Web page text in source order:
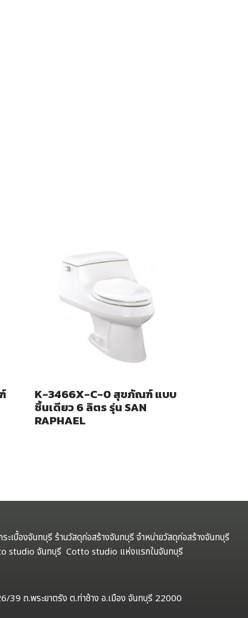
K-3466X-C-0 สุขภัณฑ์ แบบ
ชิ้นเดียว 6 ลิตร รุ่น SAN
RAPHAEL
ะเบื้องจันทบุรี ร้านวัสดุก่อสร้างจันทบุรี จำหน่ายวัสดุก่อสร้างจันทบุรี
studio จันทบุรี Cotto studio แห่งแรกในจันทบุรี
39 ถ.พระยาตรัง ต.ท่าช้าง อ.เมือง จันทบุรี 22000